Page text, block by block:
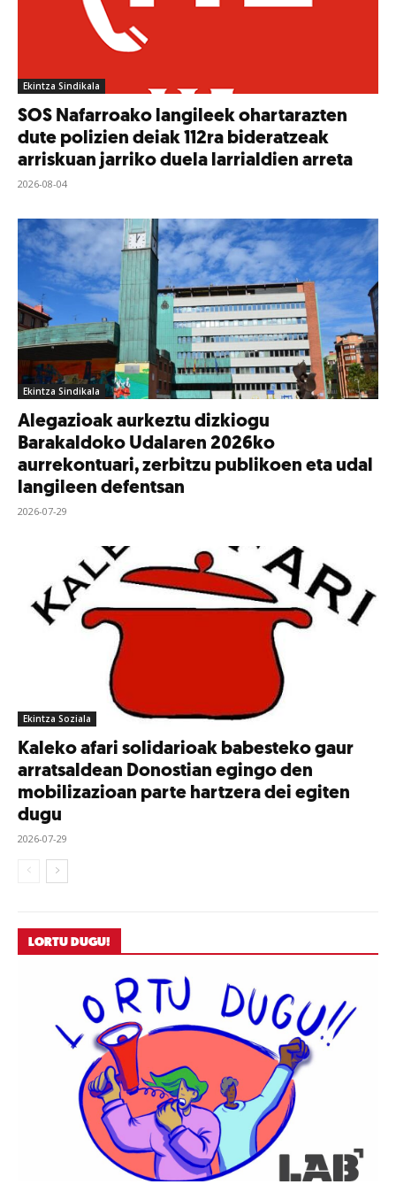
Ekintza Sindikala
SOS Nafarroako langileek ohartarazten
dute polizien deiak 112ra bideratzeak
arriskuan jarriko duela larrialdien arreta
2026-08-04
Ekintza Sindikala
Alegazioak aurkeztu dizkiogu
Barakaldoko Udalaren 2026ko
aurrekontuari, zerbitzu publikoen eta udal
langileen defentsan
2026-07-29
Ekintza Soziala
Kaleko afari solidarioak babesteko gaur
arratsaldean Donostian egingo den
mobilizazioan parte hartzera dei egiten
dugu
2026-07-29
LORTU DUGU!